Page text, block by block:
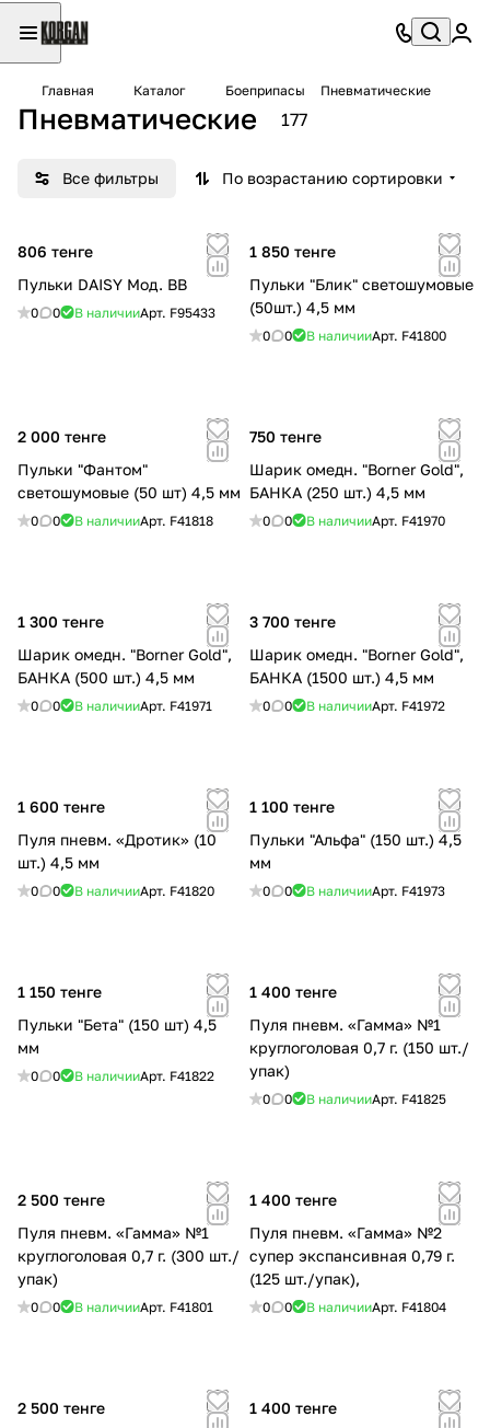
Главная Каталог Боеприпасы Пневматические
Пневматические 177
Все фильтры По возрастанию сортировки
806 тенге
Пульки DAISY Мод. BB
0 0 В наличииАрт. F95433
1 850 тенге
Пульки "Блик" светошумовые
(50шт.) 4,5 мм
0 0 В наличииАрт. F41800
2 000 тенге
Пульки "Фантом"
светошумовые (50 шт) 4,5 мм
0 0 В наличииАрт. F41818
750 тенге
Шарик омедн. "Borner Gold",
БАНКА (250 шт.) 4,5 мм
0 0 В наличииАрт. F41970
1 300 тенге
Шарик омедн. "Borner Gold",
БАНКА (500 шт.) 4,5 мм
0 0 В наличииАрт. F41971
3 700 тенге
Шарик омедн. "Borner Gold",
БАНКА (1500 шт.) 4,5 мм
0 0 В наличииАрт. F41972
1 600 тенге
Пуля пневм. «Дротик» (10
шт.) 4,5 мм
0 0 В наличииАрт. F41820
1 100 тенге
Пульки "Альфа" (150 шт.) 4,5
мм
0 0 В наличииАрт. F41973
1 150 тенге
Пульки "Бета" (150 шт) 4,5
мм
0 0 В наличииАрт. F41822
1 400 тенге
Пуля пневм. «Гамма» №1
круглоголовая 0,7 г. (150 шт./
упак)
0 0 В наличииАрт. F41825
2 500 тенге
Пуля пневм. «Гамма» №1
круглоголовая 0,7 г. (300 шт./
упак)
0 0 В наличииАрт. F41801
1 400 тенге
Пуля пневм. «Гамма» №2
супер экспансивная 0,79 г.
(125 шт./упак),
0 0 В наличииАрт. F41804
2 500 тенге
1 400 тенге